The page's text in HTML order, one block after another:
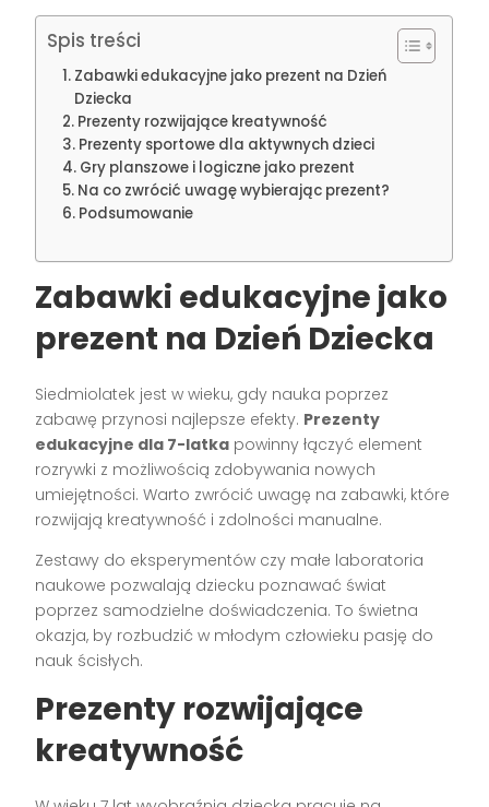
Spis treści
Zabawki edukacyjne jako prezent na Dzień
Dziecka
Prezenty rozwijające kreatywność
Prezenty sportowe dla aktywnych dzieci
Gry planszowe i logiczne jako prezent
Na co zwrócić uwagę wybierając prezent?
Podsumowanie
Zabawki edukacyjne jako
prezent na Dzień Dziecka
Siedmiolatek jest w wieku, gdy nauka poprzez
zabawę przynosi najlepsze efekty. Prezenty
edukacyjne dla 7-latka powinny łączyć element
rozrywki z możliwością zdobywania nowych
umiejętności. Warto zwrócić uwagę na zabawki, które
rozwijają kreatywność i zdolności manualne.
Zestawy do eksperymentów czy małe laboratoria
naukowe pozwalają dziecku poznawać świat
poprzez samodzielne doświadczenia. To świetna
okazja, by rozbudzić w młodym człowieku pasję do
nauk ścisłych.
Prezenty rozwijające
kreatywność